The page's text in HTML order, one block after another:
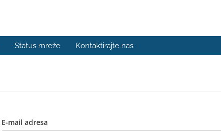
Status mreže Kontaktirajte nas
E-mail adresa